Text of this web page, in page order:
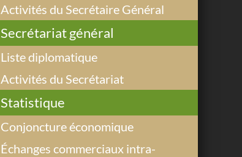
Activités du Secrétaire Général
Secrétariat général
Liste diplomatique
Activités du Secrétariat
Statistique
Conjoncture économique
Échanges commerciaux intra-